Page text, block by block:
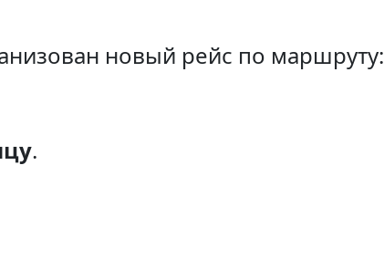
новый рейс по маршруту:
.